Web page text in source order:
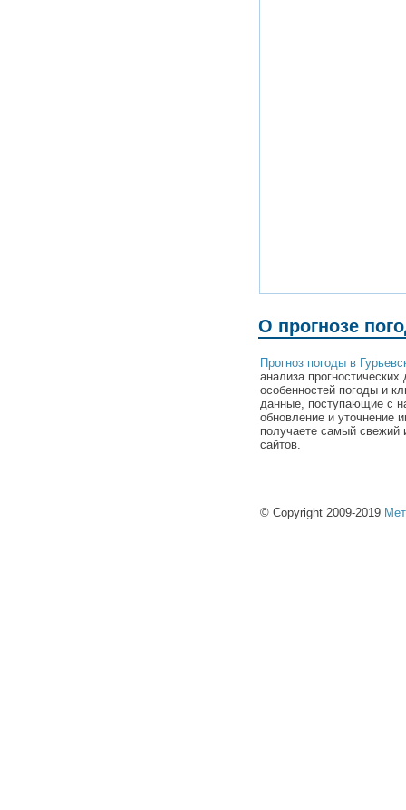
О прогнозе
Прогноз погоды в
анализа
особенностей погоды и
данные, поступающие с
обновление и уточнение
получаете самый свежий
сайтов.
© Copyright 2009-2019